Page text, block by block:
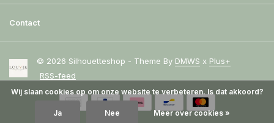
Contact
© 2026 Silhouetteshop - Theme By DMWS x Plus+
RSS-feed
Wij slaan cookies op om onze website te verbeteren. Is dat akkoord?
Ja Nee Meer over cookies »